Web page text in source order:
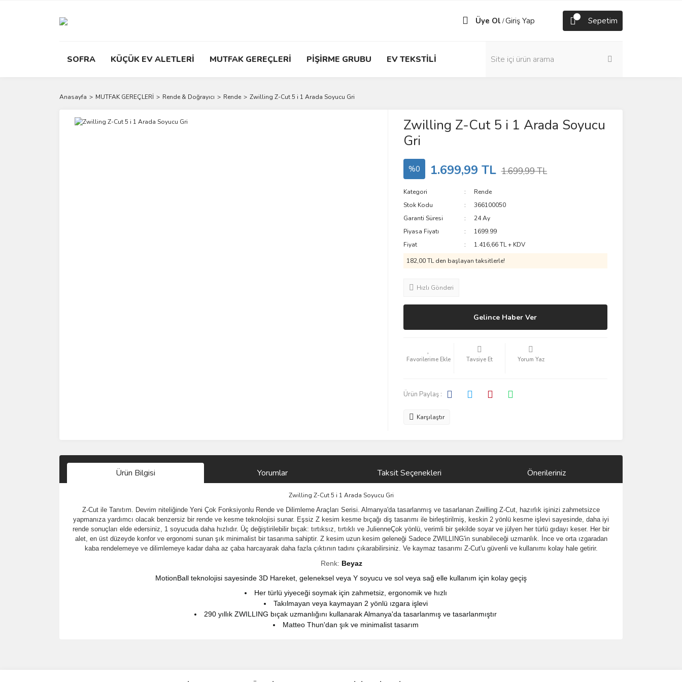
Üye Ol /Giriş Yap Sepetim
SOFRA KÜÇÜK EV ALETLERİ MUTFAK GEREÇLERİ PİŞİRME GRUBU EV TEKSTİLİ
Anasayfa MUTFAK GEREÇLERİ Rende & Doğrayıcı Rende Zwilling Z-Cut 5 i 1 Arada Soyucu Gri
Zwilling Z-Cut 5 i 1 Arada Soyucu
Gri
%0 1.699,99 TL 1.699,99 TL
Kategori
Rende
Stok Kodu
366100050
Garanti Süresi
24 Ay
Piyasa Fiyatı
1699.99
Fiyat
1.416,66 TL + KDV
182,00 TL den başlayan taksitlerle!
Hızlı Gönderi
Gelince Haber Ver
Tavsiye Et Yorum Yaz
Ürün Paylaş :
Karşılaştır
Ürün Bilgisi Yorumlar Taksit Seçenekleri Önerileriniz
Zwilling Z-Cut 5 i 1 Arada Soyucu Gri
Z-Cut ile Tanıtım. Devrim niteliğinde Yeni Çok Fonksiyonlu Rende ve Dilimleme Araçları Serisi. Almanya'da tasarlanmış ve tasarlanan Zwilling Z-Cut, hazırlık işinizi zahmetsizce
yapmanıza yardımcı olacak benzersiz bir rende ve kesme teknolojisi sunar. Eşsiz Z kesim kesme bıçağı diş tasarımı ile birleştirilmiş, keskin 2 yönlü kesme işlevi sayesinde, daha iyi
rende sonuçları elde edersiniz, 1 soyucuda daha hızlıdır. Üç değiştirilebilir bıçak: tırtıksız, tırtıklı ve JulienneÇok yönlü, verimli bir şekilde soyar ve jülyen her türlü gıdayı keser. Her bir
alet, en üst düzeyde konfor ve ergonomi sunan şık minimalist bir tasarıma sahiptir. Z kesim uzun kesim geleneği Sadece ZWILLING'in sunabileceği uzmanlık. İnce ve orta ızgaradan
kaba rendelemeye ve dilimlemeye kadar daha az çaba harcayarak daha fazla çıktının tadını çıkarabilirsiniz. Ve kaymaz tasarımı Z-Cut'u güvenli ve kullanımı kolay hale getirir.
Renk: Beyaz
MotionBall teknolojisi sayesinde 3D Hareket, geleneksel veya Y soyucu ve sol veya sağ elle kullanım için kolay geçiş
Her türlü yiyeceği soymak için zahmetsiz, ergonomik ve hızlı
Takılmayan veya kaymayan 2 yönlü ızgara işlevi
290 yıllık ZWILLING bıçak uzmanlığını kullanarak Almanya'da tasarlanmış ve tasarlanmıştır
Matteo Thun'dan şık ve minimalist tasarım